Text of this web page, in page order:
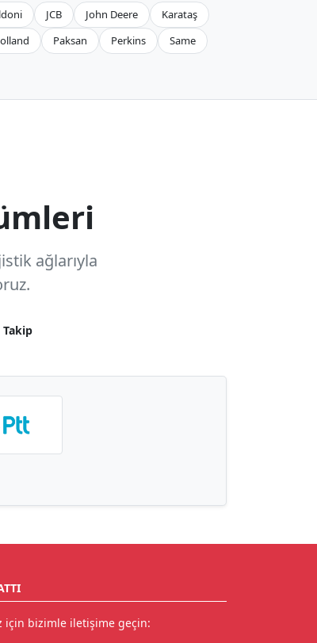
JCB John Deere
Karataş
Paksan Perkins
Same
ağlarıyla
Takip
için bizimle iletişime geçin: